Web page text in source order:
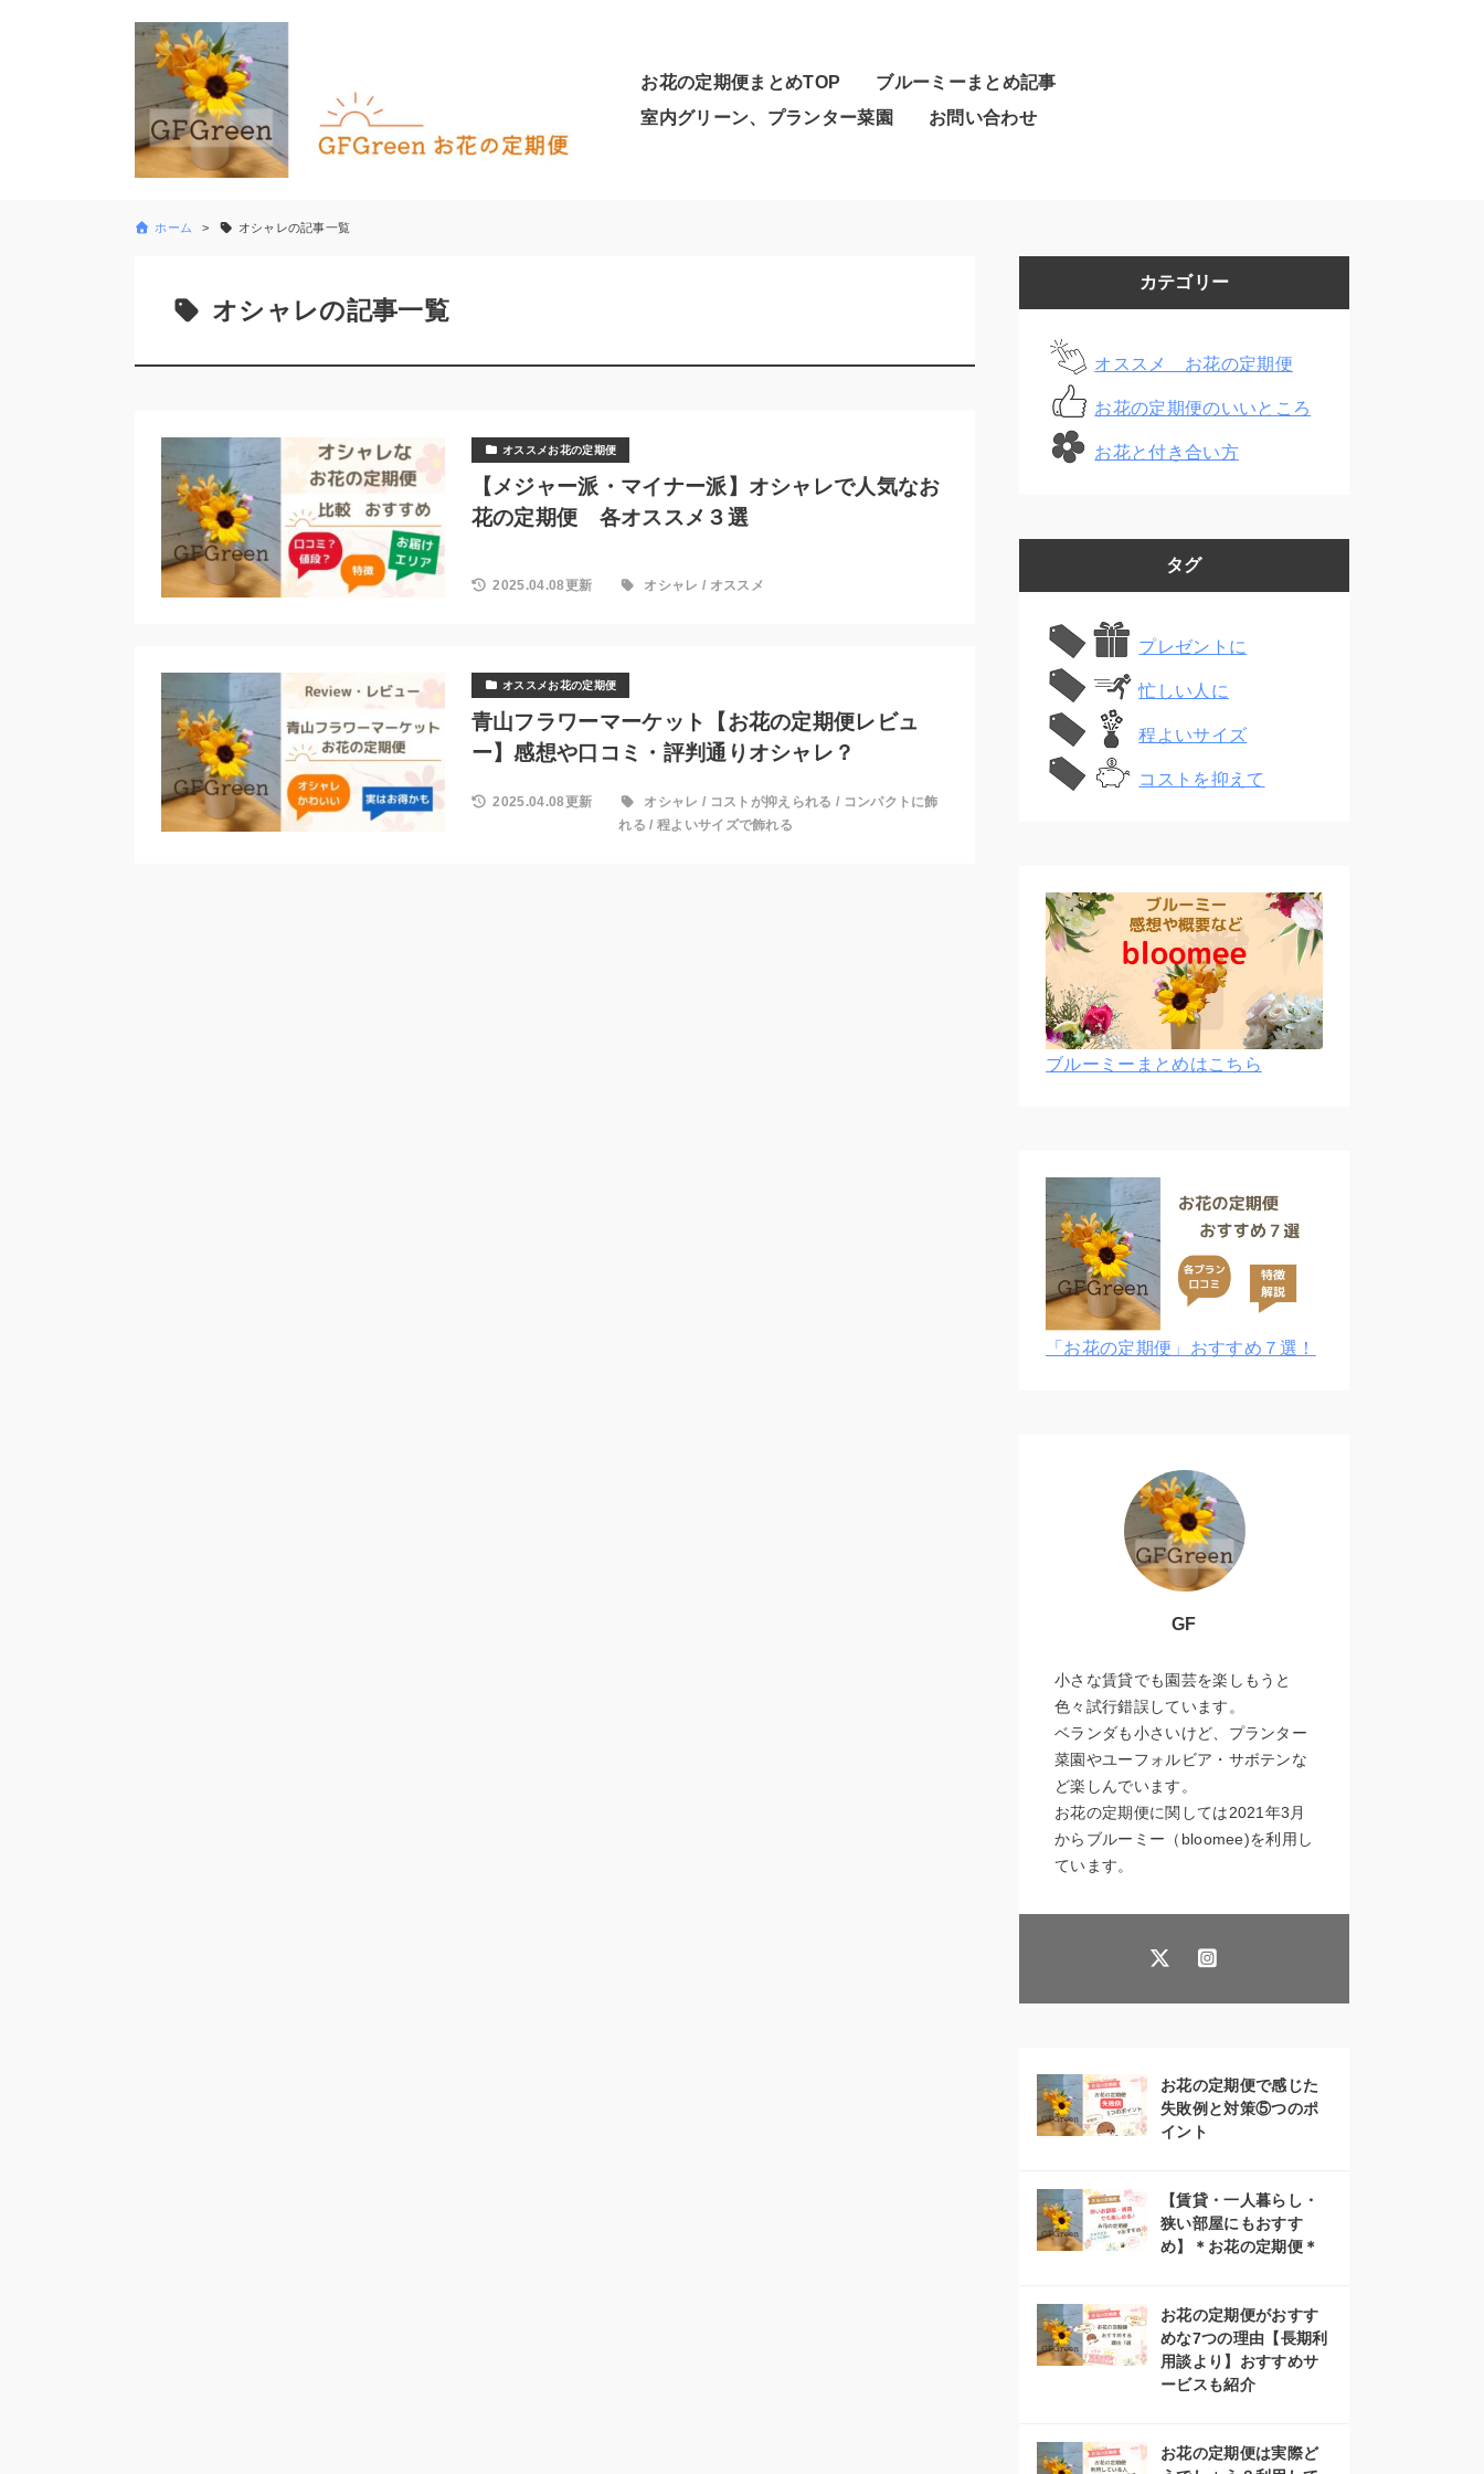
お花の定期便まとめTOP
ブルーミーまとめ記事
室内グリーン、プランター菜園
お問い合わせ
ホーム オシャレの記事一覧
オシャレの記事一覧
オススメお花の定期便
【メジャー派・マイナー派】オシャレで人気なお
花の定期便 各オススメ３選
2025.04.08更新 オシャレ / オススメ
オススメお花の定期便
青山フラワーマーケット【お花の定期便レビュ
ー】感想や口コミ・評判通りオシャレ？
2025.04.08更新 オシャレ / コストが抑えられる / コンパクトに飾
れる / 程よいサイズで飾れる
カテゴリー
オススメ お花の定期便
お花の定期便のいいところ
お花と付き合い方
タグ
プレゼントに
忙しい人に
程よいサイズ
コストを抑えて
ブルーミーまとめはこちら
「お花の定期便」おすすめ７選！
GF
小さな賃貸でも園芸を楽しもうと
色々試行錯誤しています。
ベランダも小さいけど、プランター
菜園やユーフォルビア・サボテンな
ど楽しんでいます。
お花の定期便に関しては2021年3月
からブルーミー（bloomee)を利用し
ています。
お花の定期便で感じた
失敗例と対策⑤つのポ
イント
【賃貸・一人暮らし・
狭い部屋にもおすす
め】＊お花の定期便＊
お花の定期便がおすす
めな7つの理由【長期利
用談より】おすすめサ
ービスも紹介
お花の定期便は実際ど